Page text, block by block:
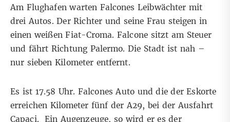
Am Flughafen warten Falcones Leibwächter mit
drei Autos. Der Richter und seine Frau steigen in
einen weißen Fiat-Croma. Falcone sitzt am Steuer
und fährt Richtung Palermo. Die Stadt ist nah –
nur sieben Kilometer entfernt.
Es ist 17.58 Uhr. Falcones Auto und die der Eskorte
erreichen Kilometer fünf der A29, bei der Ausfahrt
Capaci. Ein Augenzeuge, so wird er es der